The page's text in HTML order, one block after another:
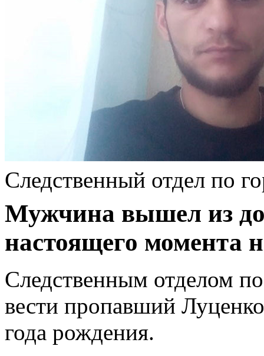
Следственный отдел по
Мужчина вышел из
настоящего момента
Следственным отделом
вести пропавший
года рождения.